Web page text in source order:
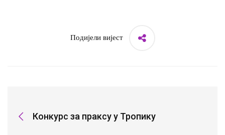
Подијели вијест
Конкурс за праксу у Тропику